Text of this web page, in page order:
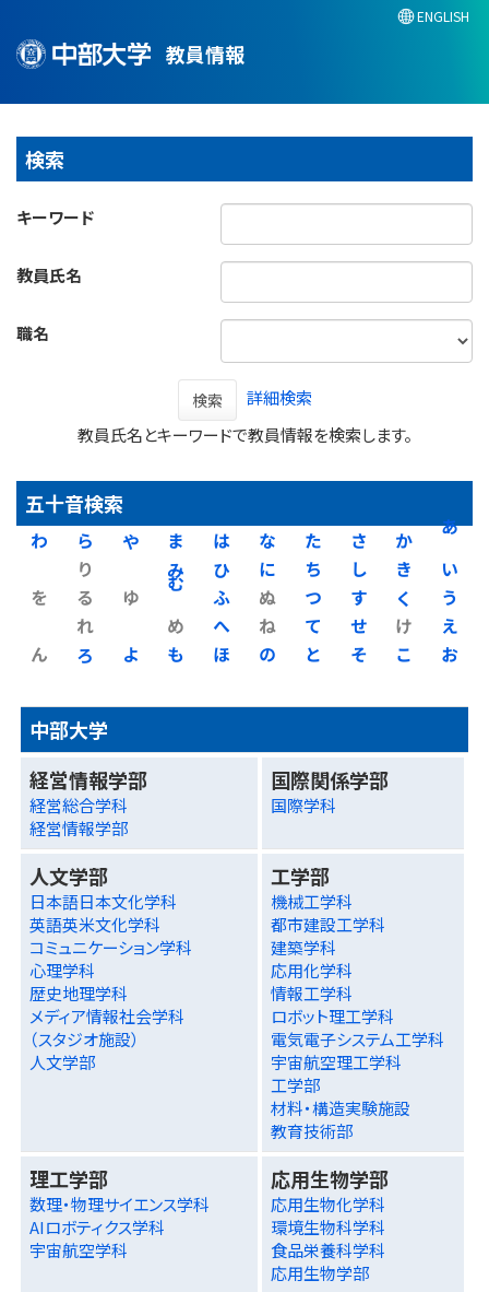
教員情報
ENGLISH
検索
キーワード
教員氏名
職名
検索
詳細検索
教員氏名とキーワードで教員情報を検索します。
五十音検索
あ
い
う
え
お
か
き
く
け
こ
さ
し
す
せ
そ
た
ち
つ
て
と
な
に
ぬ
ね
の
は
ひ
ふ
へ
ほ
ま
み
む
め
も
や
ゆ
よ
ら
り
る
れ
ろ
わ
を
ん
中部大学
経営情報学部
経営総合学科
経営情報学部
国際関係学部
国際学科
人文学部
日本語日本文化学科
英語英米文化学科
コミュニケーション学科
心理学科
歴史地理学科
メディア情報社会学科
（スタジオ施設）
人文学部
工学部
機械工学科
都市建設工学科
建築学科
応用化学科
情報工学科
ロボット理工学科
電気電子システム工学科
宇宙航空理工学科
工学部
材料・構造実験施設
教育技術部
理工学部
数理・物理サイエンス学科
AIロボティクス学科
宇宙航空学科
応用生物学部
応用生物化学科
環境生物科学科
食品栄養科学科
応用生物学部